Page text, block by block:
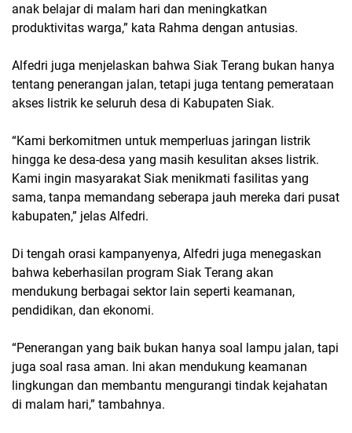
anak belajar di malam hari dan meningkatkan
produktivitas warga,” kata Rahma dengan antusias.
Alfedri juga menjelaskan bahwa Siak Terang bukan hanya
tentang penerangan jalan, tetapi juga tentang pemerataan
akses listrik ke seluruh desa di Kabupaten Siak.
“Kami berkomitmen untuk memperluas jaringan listrik
hingga ke desa-desa yang masih kesulitan akses listrik.
Kami ingin masyarakat Siak menikmati fasilitas yang
sama, tanpa memandang seberapa jauh mereka dari pusat
kabupaten,” jelas Alfedri.
Di tengah orasi kampanyenya, Alfedri juga menegaskan
bahwa keberhasilan program Siak Terang akan
mendukung berbagai sektor lain seperti keamanan,
pendidikan, dan ekonomi.
“Penerangan yang baik bukan hanya soal lampu jalan, tapi
juga soal rasa aman. Ini akan mendukung keamanan
lingkungan dan membantu mengurangi tindak kejahatan
di malam hari,” tambahnya.